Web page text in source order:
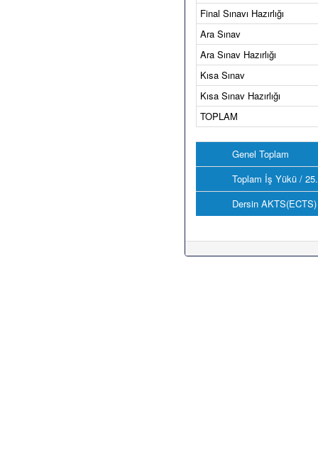
Final Sınavı Hazırlığı
Ara Sınav
Ara Sınav Hazırlığı
Kısa Sınav
Kısa Sınav Hazırlığı
TOPLAM
Genel Toplam
Toplam İş Yükü /
Dersin